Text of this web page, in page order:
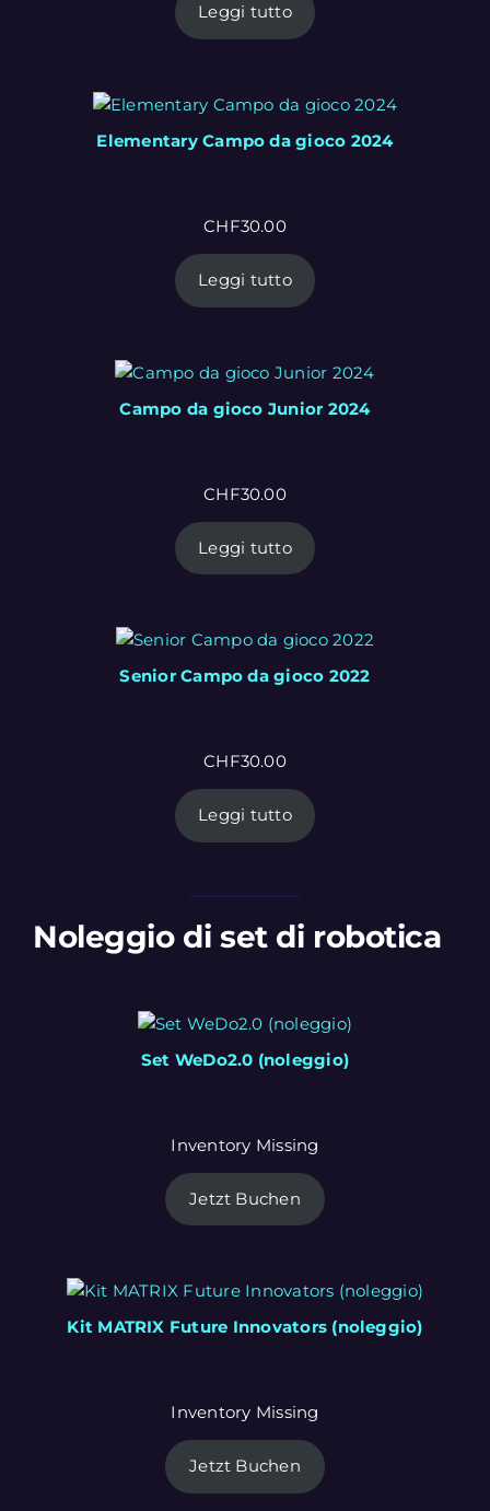
Leggi tutto
Elementary Campo da gioco 2024
CHF30.00
Leggi tutto
Campo da gioco Junior 2024
CHF30.00
Leggi tutto
Senior Campo da gioco 2022
CHF30.00
Leggi tutto
Noleggio di set di robotica
Set WeDo2.0 (noleggio)
Inventory Missing
Jetzt Buchen
Kit MATRIX Future Innovators (noleggio)
Inventory Missing
Jetzt Buchen